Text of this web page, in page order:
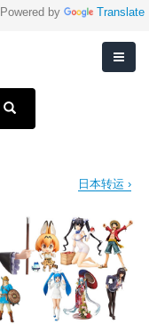
Powered by Translate
日本转运 ›